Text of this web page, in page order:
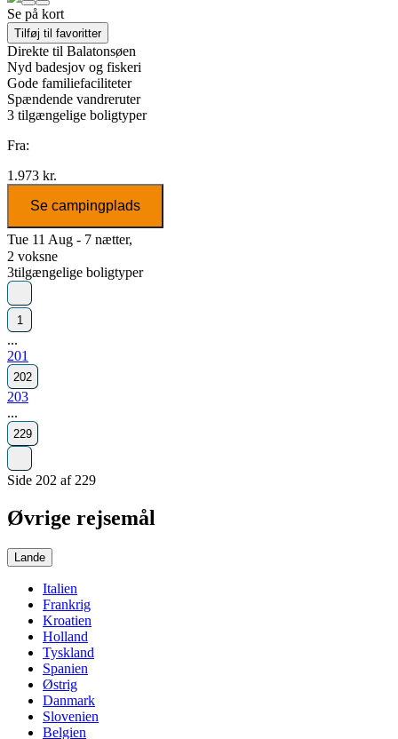
Se på kort
Tilføj til favoritter
Direkte til Balatonsøen
Nyd badesjov og fiskeri
Gode familiefaciliteter
Spændende vandreruter
3 tilgængelige boligtyper
Fra:
1.973 kr.
Se campingplads
Tue 11 Aug - 7 nætter,
2 voksne
3tilgængelige boligtyper
1
...
201
202
203
...
229
Side 202 af 229
Øvrige rejsemål
Lande
Italien
Frankrig
Kroatien
Holland
Tyskland
Spanien
Østrig
Danmark
Slovenien
Belgien